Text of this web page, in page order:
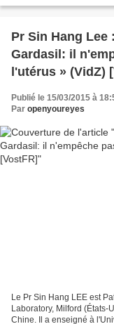
Pr Sin Hang
Gardasil: il
l'utérus » (VidZ)
Publié le 15/03/2015 à
Par openyoureyes
Le Pr Sin Hang LEE est
Laboratory, Milford (États-
Chine. Il a enseigné à